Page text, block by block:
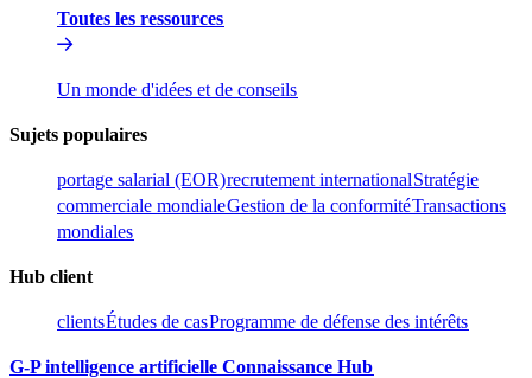
Toutes les ressources​​
Un monde d'idées et de conseils​​
Sujets populaires​​
portage salarial (EOR)​​recrutement international​​Stratégie
commerciale mondiale​​Gestion de la conformité​​Transactions
mondiales​​
Hub client​​
clients​​Études de cas​​Programme de défense des intérêts​​
G-P intelligence artificielle Connaissance Hub​​